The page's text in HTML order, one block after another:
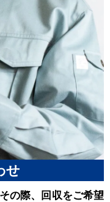
せ
の際、回収をご希望